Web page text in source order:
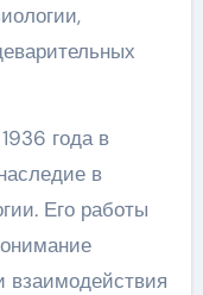
года в
в
Его работы
взаимодействия